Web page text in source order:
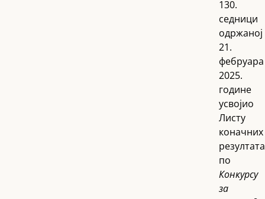
130.
седници
одржаној
21.
фебруара
2025.
године
усвојио
Листу
коначних
резултата
по
Конкурсу
за